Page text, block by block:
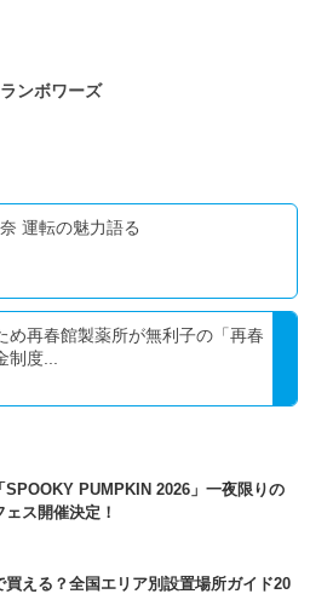
ンボワーズ
運転の魅力語る
め再春館製薬所が無利子の「再春
度...
SPOOKY PUMPKIN 2026」一夜限りの
ス開催決定！
買える？全国エリア別設置場所ガイド20